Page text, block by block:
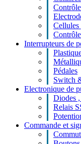
Cellules
Interrupteurs de
Pédales
Switch
Electronique de
Diodes ,
Relais
Commande et